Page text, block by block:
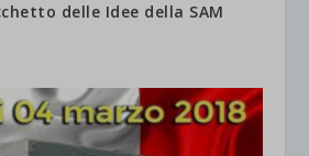
delle Idee della SAM